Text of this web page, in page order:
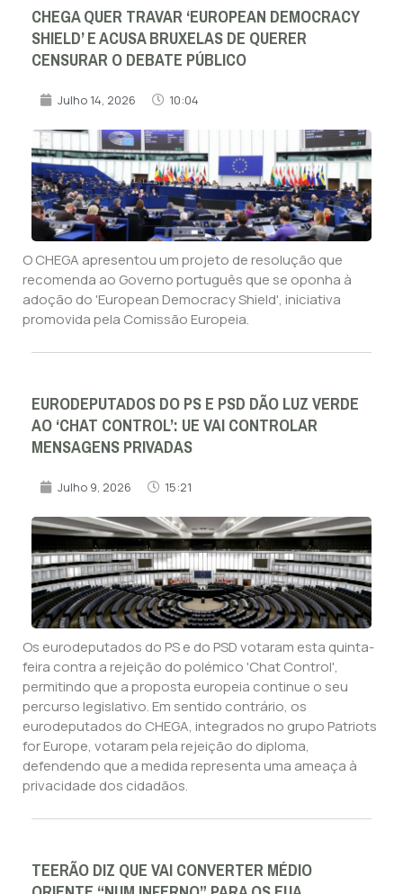
CHEGA QUER TRAVAR ‘EUROPEAN DEMOCRACY
SHIELD’ E ACUSA BRUXELAS DE QUERER
CENSURAR O DEBATE PÚBLICO
Julho 14, 2026 10:04
O CHEGA apresentou um projeto de resolução que
recomenda ao Governo português que se oponha à
adoção do 'European Democracy Shield', iniciativa
promovida pela Comissão Europeia.
EURODEPUTADOS DO PS E PSD DÃO LUZ VERDE
AO ‘CHAT CONTROL’: UE VAI CONTROLAR
MENSAGENS PRIVADAS
Julho 9, 2026 15:21
Os eurodeputados do PS e do PSD votaram esta quinta-
feira contra a rejeição do polémico 'Chat Control',
permitindo que a proposta europeia continue o seu
percurso legislativo. Em sentido contrário, os
eurodeputados do CHEGA, integrados no grupo Patriots
for Europe, votaram pela rejeição do diploma,
defendendo que a medida representa uma ameaça à
privacidade dos cidadãos.
TEERÃO DIZ QUE VAI CONVERTER MÉDIO